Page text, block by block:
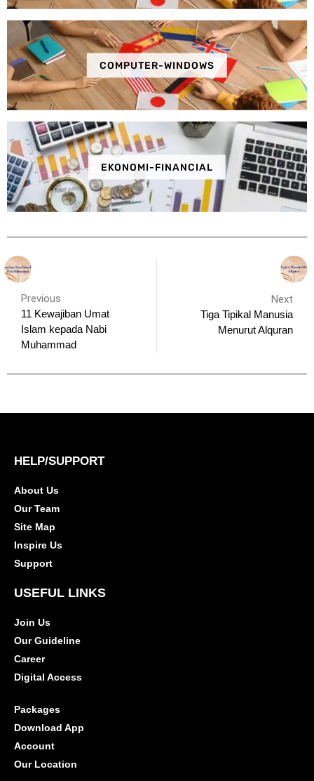
COMPUTER-WINDOWS
EKONOMI-FINANCIAL
Previous
11 Kewajiban Umat
Islam kepada Nabi
Muhammad
Next
Tiga Tipikal Manusia
Menurut Alquran
HELP/SUPPORT
About Us
Our Team
Site Map
Inspire Us
Support
USEFUL LINKS
Join Us
Our Guideline
Career
Digital Access
Packages
Download App
Account
Our Location